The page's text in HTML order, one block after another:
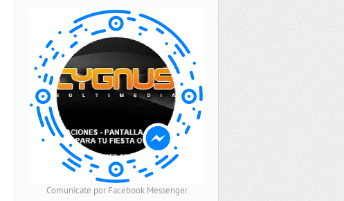
Comunicate por Facebook Messenger